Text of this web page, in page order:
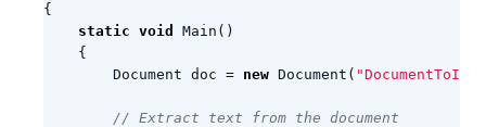
{
static void Main ()
{
Document doc = new Document (
// Extract text from the document